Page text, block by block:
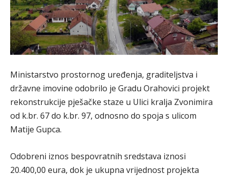
Ministarstvo prostornog uređenja, graditeljstva i
državne imovine odobrilo je Gradu Orahovici projekt
rekonstrukcije pješačke staze u Ulici kralja Zvonimira
od k.br. 67 do k.br. 97, odnosno do spoja s ulicom
Matije Gupca.
Odobreni iznos bespovratnih sredstava iznosi
20.400,00 eura, dok je ukupna vrijednost projekta